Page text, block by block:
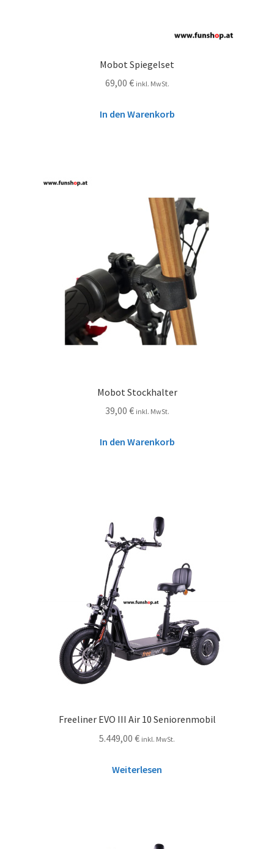
Mobot Spiegelset
69,00 € inkl. MwSt.
In den Warenkorb
Mobot Stockhalter
39,00 € inkl. MwSt.
In den Warenkorb
Freeliner EVO III Air 10 Seniorenmobil
5.449,00 € inkl. MwSt.
Weiterlesen